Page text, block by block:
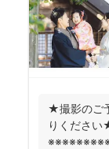
★撮影のご
りください